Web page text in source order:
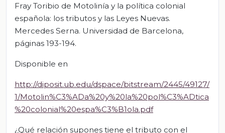
Fray Toribio de Motolinía y la política colonial
española: los tributos y las Leyes Nuevas.
Mercedes Serna. Universidad de Barcelona,
páginas 193-194.
Disponible en
http://diposit.ub.edu/dspace/bitstream/2445/49127/
1/Motolin%C3%ADa%20y%20la%20pol%C3%ADtica
%20colonial%20espa%C3%B1ola.pdf
¿Qué relación supones tiene el tributo con el